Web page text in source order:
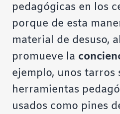
pedagógicas en los
porque de esta
material de desuso,
promueve la
ejemplo, unos tarros
herramientas
usados como pines